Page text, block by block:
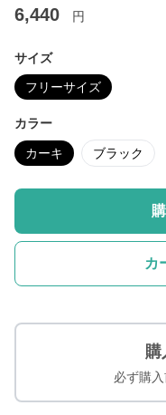
6,440 円
サイズ
フリーサイズ
カラー
カーキ ブラック
カ
購
必ず購入